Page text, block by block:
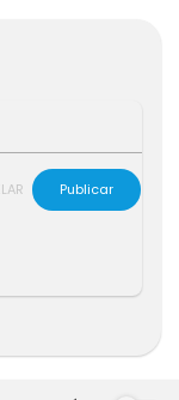
Publicar